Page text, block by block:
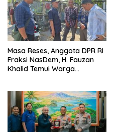
Masa Reses, Anggota DPR RI
Fraksi NasDem, H. Fauzan
Khalid Temui Warga